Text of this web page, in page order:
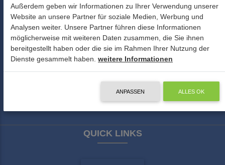
QUICK LINKS
Außerdem geben wir Informationen zu Ihrer Verwendung unserer
Website an unsere Partner für soziale Medien, Werbung und
Analysen weiter. Unsere Partner führen diese Informationen
möglicherweise mit weiteren Daten zusammen, die Sie ihnen
bereitgestellt haben oder die sie im Rahmen Ihrer Nutzung der
Dienste gesammelt haben. weitere Informationen
ANPASSEN ALLES OK